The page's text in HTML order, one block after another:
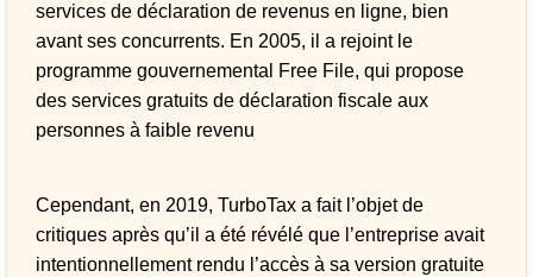
services de déclaration de revenus en ligne, bien
avant ses concurrents. En 2005, il a rejoint le
programme gouvernemental Free File, qui propose
des services gratuits de déclaration fiscale aux
personnes à faible revenu
Cependant, en 2019, TurboTax a fait l’objet de
critiques après qu’il a été révélé que l’entreprise avait
intentionnellement rendu l’accès à sa version gratuite